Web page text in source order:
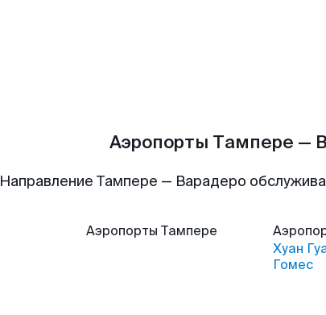
Аэропорты Тампере —
Направление Тампере — Варадеро
Аэропорты Тампере
Хуан
Гомес